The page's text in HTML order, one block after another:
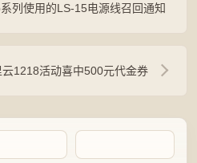
列使用的LS-15电源线召回通知
云1218活动喜中500元代金券